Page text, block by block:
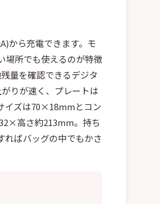
から充電できます。モ
場所でも使えるのが特徴
量を確認できるデジタ
りが速く、プレートは
イズは70×18mmとコン
高さ約213mm。持ち
ればバッグの中でもかさ